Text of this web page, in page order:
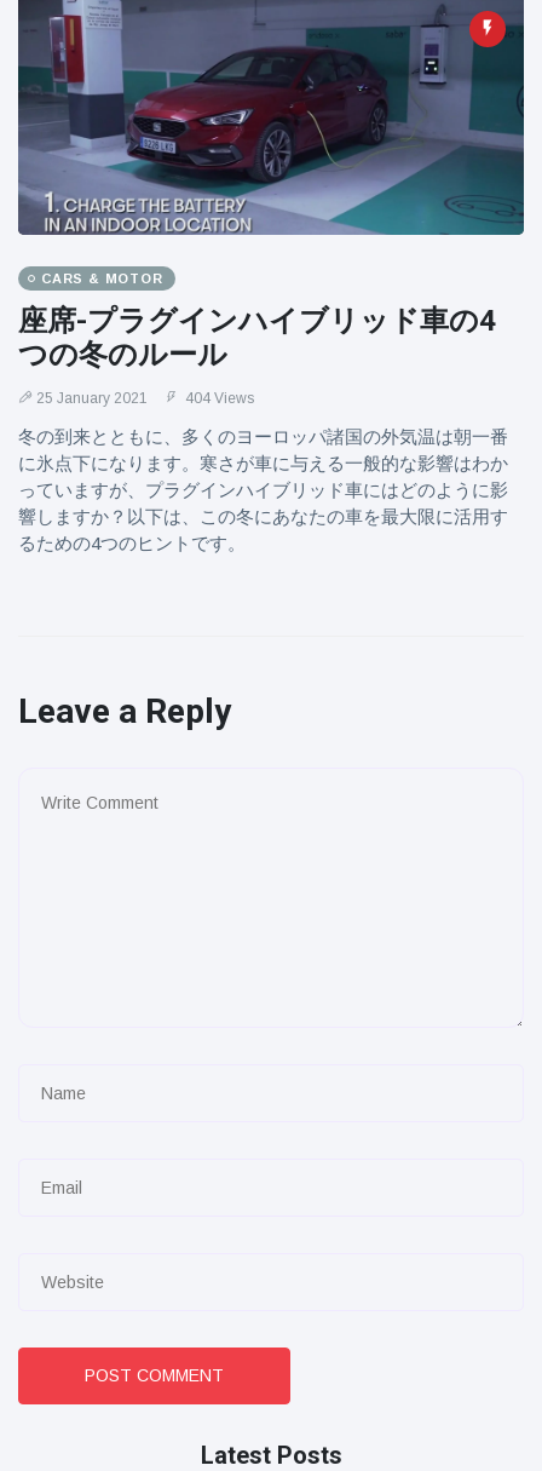
CARS & MOTOR
座席-プラグインハイブリッド車の4
つの冬のルール
25 January 2021 404 Views
冬の到来とともに、多くのヨーロッパ諸国の外気温は朝一番
に氷点下になります。寒さが車に与える一般的な影響はわか
っていますが、プラグインハイブリッド車にはどのように影
響しますか？以下は、この冬にあなたの車を最大限に活用す
るための4つのヒントです。
Leave a Reply
POST COMMENT
Latest Posts